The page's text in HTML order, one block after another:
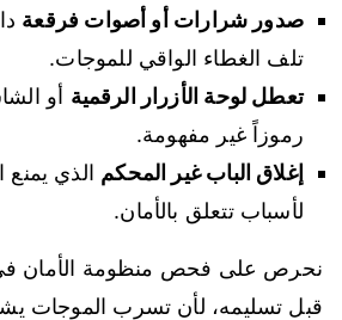
صدور شرارات أو أصوات فرقعة
تلف الغطاء الواقي للموجات.
تعطل لوحة الأزرار الرقمية أو
رموزاً غير مفهومة.
إغلاق الباب غير المحكم الذي يمنع
لأسباب تتعلق بالأمان.
نحرص على فحص منظومة الأمان
قبل تسليمه، لأن تسرب الموجات